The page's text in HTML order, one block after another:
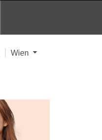
Wien